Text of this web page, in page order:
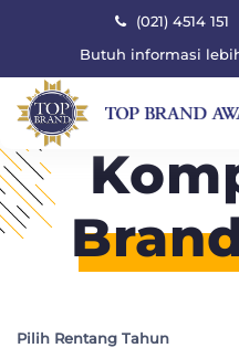
(021) 4514 151
Butuh informasi
Pilih Rentang Tahun